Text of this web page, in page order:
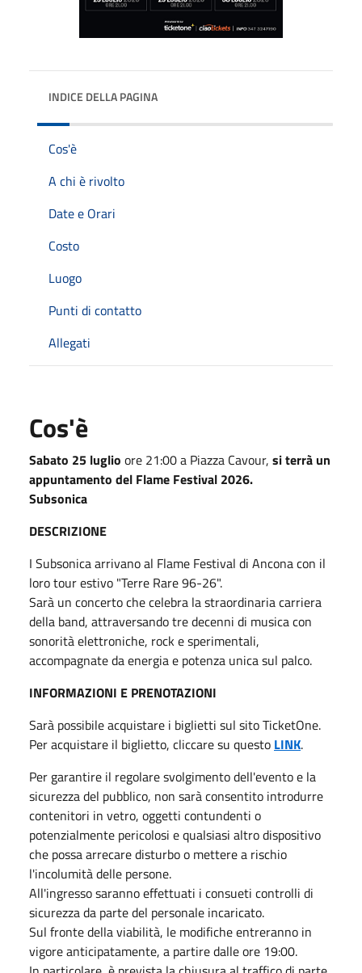
INDICE DELLA PAGINA
Cos'è
A chi è rivolto
Date e Orari
Costo
Luogo
Punti di contatto
Allegati
Cos'è
Sabato 25 luglio ore 21:00 a Piazza Cavour, si terrà un
appuntamento del Flame Festival 2026.
Subsonica
DESCRIZIONE
I Subsonica arrivano al Flame Festival di Ancona con il
loro tour estivo "Terre Rare 96-26".
Sarà un concerto che celebra la straordinaria carriera
della band, attraversando tre decenni di musica con
sonorità elettroniche, rock e sperimentali,
accompagnate da energia e potenza unica sul palco.
INFORMAZIONI E PRENOTAZIONI
Sarà possibile acquistare i biglietti sul sito TicketOne.
Per acquistare il biglietto, cliccare su questo LINK.
Per garantire il regolare svolgimento dell'evento e la
sicurezza del pubblico, non sarà consentito introdurre
contenitori in vetro, oggetti contundenti o
potenzialmente pericolosi e qualsiasi altro dispositivo
che possa arrecare disturbo o mettere a rischio
l'incolumità delle persone.
All'ingresso saranno effettuati i consueti controlli di
sicurezza da parte del personale incaricato.
Sul fronte della viabilità, le modifiche entreranno in
vigore anticipatamente, a partire dalle ore 19:00.